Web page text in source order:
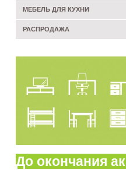
МЕБЕЛЬ ДЛЯ КУХНИ
РАСПРОДАЖА
До окончания